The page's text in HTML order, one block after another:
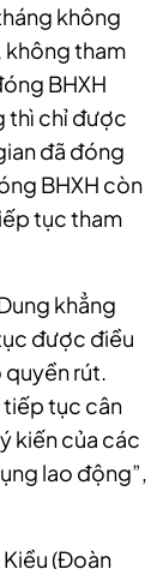
không
không tham
BHXH
thì chỉ được
đã đóng
BHXH còn
tục tham
khẳng
được điều
rút.
tiếp tục cân
kiến của các
lao động”,
(Đoàn